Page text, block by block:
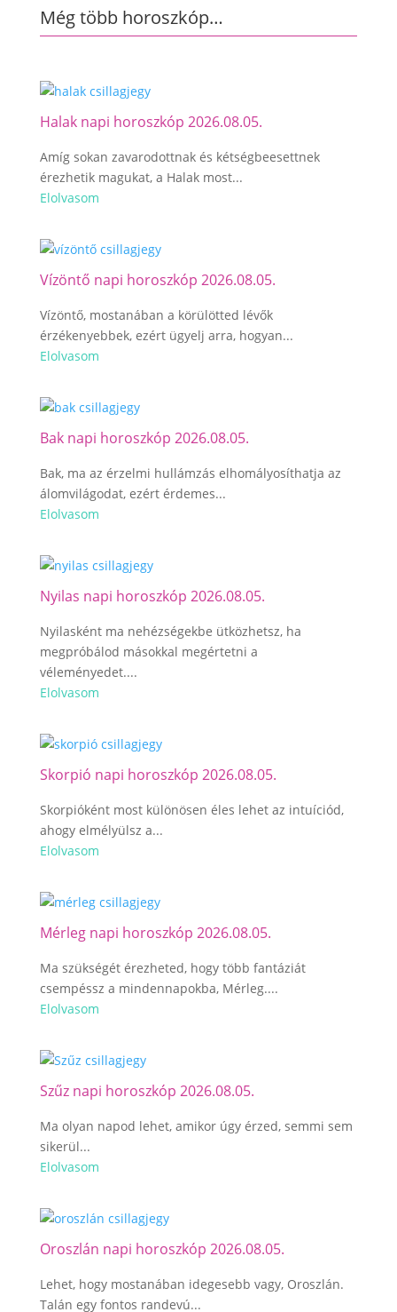
Még több horoszkóp…
Halak napi horoszkóp 2026.08.05.
Amíg sokan zavarodottnak és kétségbeesettnek
érezhetik magukat, a Halak most...
Elolvasom
Vízöntő napi horoszkóp 2026.08.05.
Vízöntő, mostanában a körülötted lévők
érzékenyebbek, ezért ügyelj arra, hogyan...
Elolvasom
Bak napi horoszkóp 2026.08.05.
Bak, ma az érzelmi hullámzás elhomályosíthatja az
álomvilágodat, ezért érdemes...
Elolvasom
Nyilas napi horoszkóp 2026.08.05.
Nyilasként ma nehézségekbe ütközhetsz, ha
megpróbálod másokkal megértetni a
véleményedet....
Elolvasom
Skorpió napi horoszkóp 2026.08.05.
Skorpióként most különösen éles lehet az intuíciód,
ahogy elmélyülsz a...
Elolvasom
Mérleg napi horoszkóp 2026.08.05.
Ma szükségét érezheted, hogy több fantáziát
csempéssz a mindennapokba, Mérleg....
Elolvasom
Szűz napi horoszkóp 2026.08.05.
Ma olyan napod lehet, amikor úgy érzed, semmi sem
sikerül...
Elolvasom
Oroszlán napi horoszkóp 2026.08.05.
Lehet, hogy mostanában idegesebb vagy, Oroszlán.
Talán egy fontos randevú...